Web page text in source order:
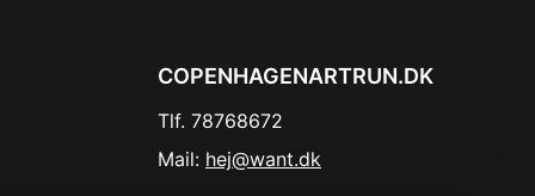
COPENHAGENARTRUN.DK
Tlf. 78768672
Mail: hej@want.dk